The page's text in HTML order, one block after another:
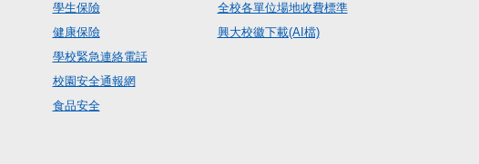
學生保險
健康保險
學校緊急連絡電話
校園安全通報網
食品安全
全校各單位場地收費標準
興大校徽下載(AI檔)